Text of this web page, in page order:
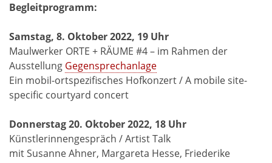
Begleitprogramm:
Samstag, 8. Oktober 2022, 19 Uhr
Maulwerker ORTE + RÄUME #4 – im Rahmen der
Ausstellung Gegensprechanlage
Ein mobil-ortspezifisches Hofkonzert / A mobile site-
specific courtyard concert
Donnerstag 20. Oktober 2022, 18 Uhr
Künstlerinnengespräch / Artist Talk
mit Susanne Ahner, Margareta Hesse, Friederike